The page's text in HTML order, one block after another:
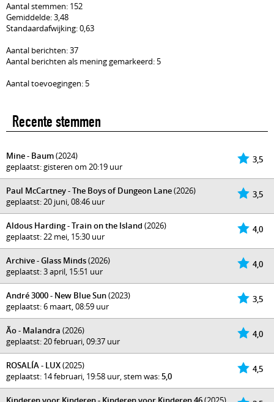
Aantal stemmen: 152
Gemiddelde: 3,48
Standaardafwijking: 0,63
Aantal berichten: 37
Aantal berichten als mening gemarkeerd: 5
Aantal toevoegingen: 5
Recente stemmen
3,5
Mine - Baum(2024)
geplaatst: gisteren om 20:19 uur
3,5
Paul McCartney - The Boys of Dungeon Lane(2026)
geplaatst: 20 juni, 08:46 uur
4,0
Aldous Harding - Train on the Island (2026)
geplaatst: 22 mei, 15:30 uur
4,0
Archive - Glass Minds(2026)
geplaatst: 3 april, 15:51 uur
3,5
André 3000 - New Blue Sun(2023)
geplaatst: 6 maart, 08:59 uur
4,0
Ão - Malandra (2026)
geplaatst: 20 februari, 09:37 uur
4,5
ROSALÍA - LUX(2025)
geplaatst: 14 februari, 19:58 uur, stem was:5,0